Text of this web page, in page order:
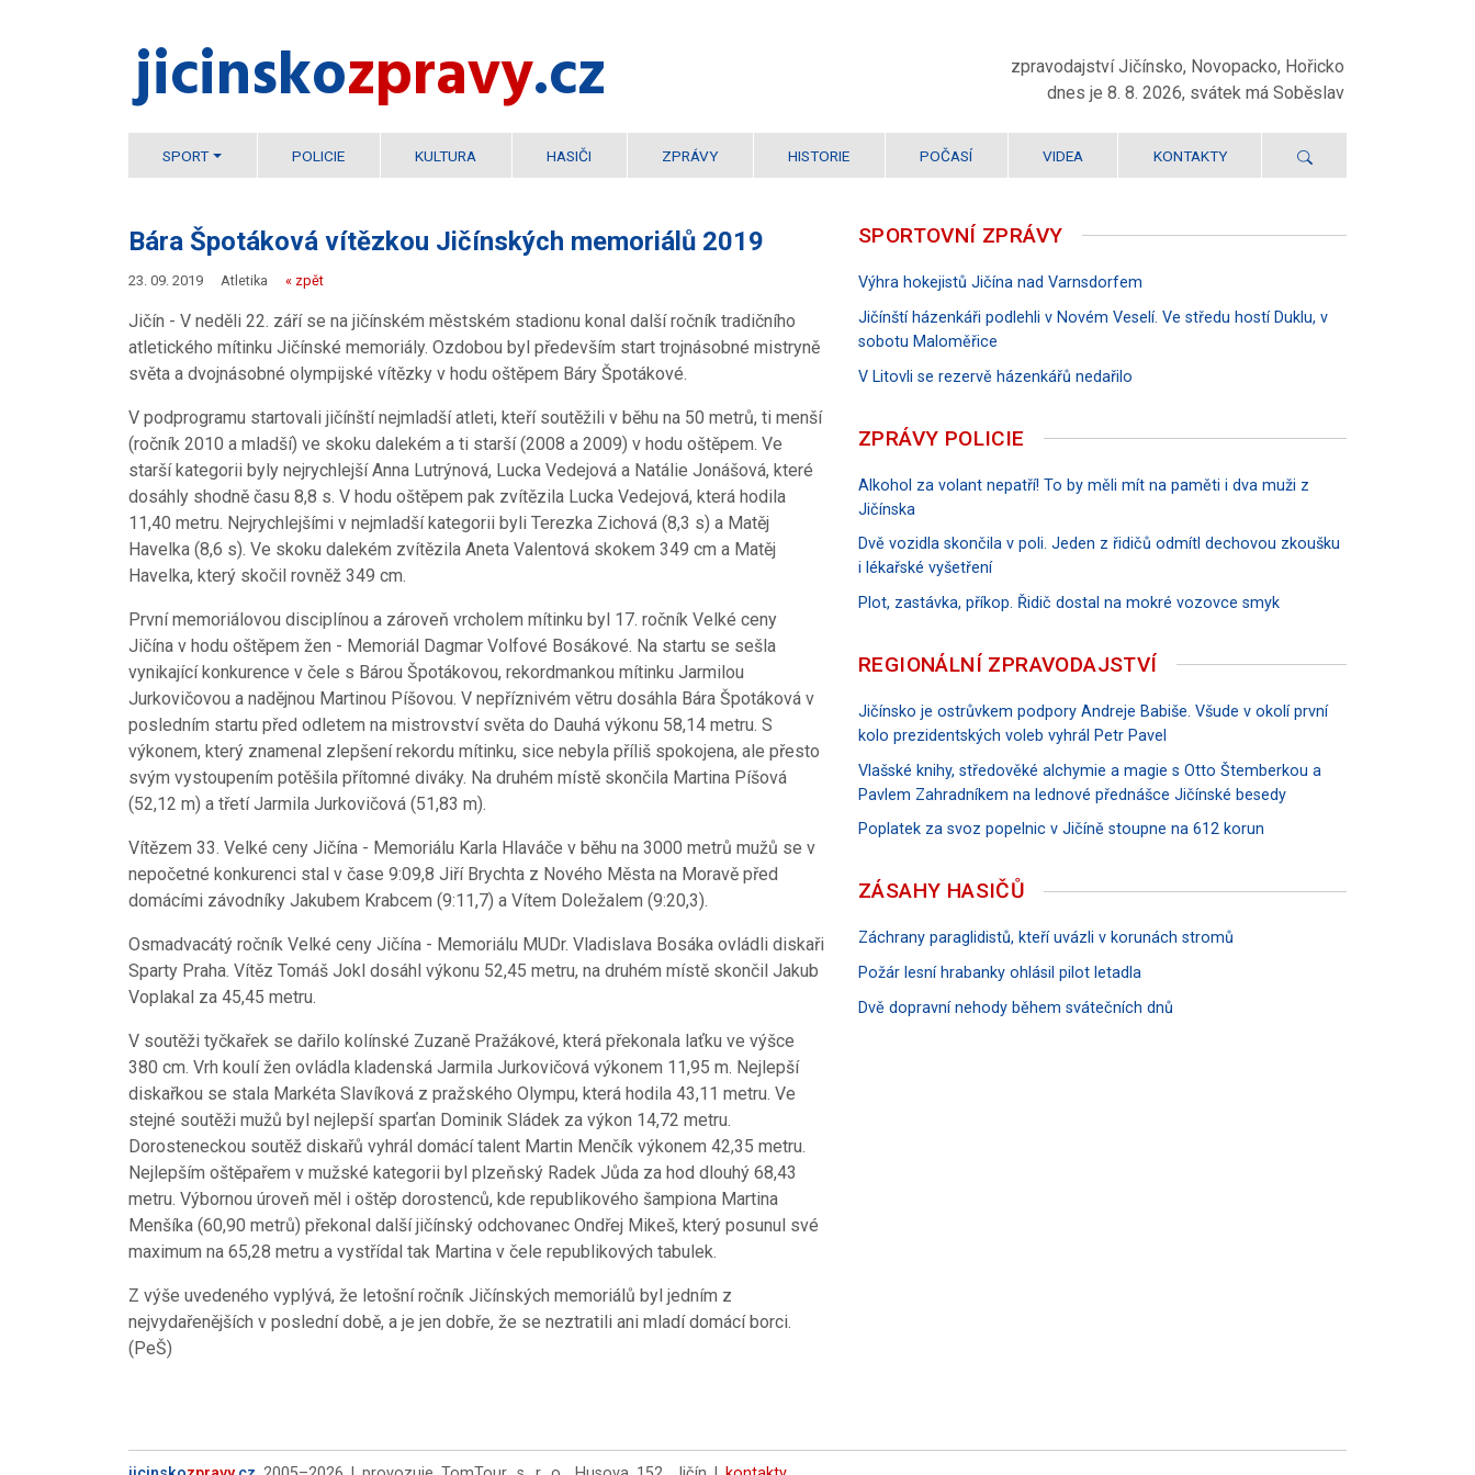
jicinsko​zpravy.cz
zpravodajství Jičínsko, Novopacko, Hořicko
dnes je 8. 8. 2026, svátek má Soběslav
SPORT POLICIE KULTURA HASIČI ZPRÁVY HISTORIE POČASÍ VIDEA KONTAKTY
Bára Špotáková vítězkou Jičínských memoriálů 2019
23. 09. 2019 Atletika « zpět
Jičín - V neděli 22. září se na jičínském městském stadionu konal další ročník tradičního
atletického mítinku Jičínské memoriály. Ozdobou byl především start trojnásobné mistryně
světa a dvojnásobné olympijské vítězky v hodu oštěpem Báry Špotákové.
V podprogramu startovali jičínští nejmladší atleti, kteří soutěžili v běhu na 50 metrů, ti menší
(ročník 2010 a mladší) ve skoku dalekém a ti starší (2008 a 2009) v hodu oštěpem. Ve
starší kategorii byly nejrychlejší Anna Lutrýnová, Lucka Vedejová a Natálie Jonášová, které
dosáhly shodně času 8,8 s. V hodu oštěpem pak zvítězila Lucka Vedejová, která hodila
11,40 metru. Nejrychlejšími v nejmladší kategorii byli Terezka Zichová (8,3 s) a Matěj
Havelka (8,6 s). Ve skoku dalekém zvítězila Aneta Valentová skokem 349 cm a Matěj
Havelka, který skočil rovněž 349 cm.
První memoriálovou disciplínou a zároveň vrcholem mítinku byl 17. ročník Velké ceny
Jičína v hodu oštěpem žen - Memoriál Dagmar Volfové Bosákové. Na startu se sešla
vynikající konkurence v čele s Bárou Špotákovou, rekordmankou mítinku Jarmilou
Jurkovičovou a nadějnou Martinou Píšovou. V nepříznivém větru dosáhla Bára Špotáková v
posledním startu před odletem na mistrovství světa do Dauhá výkonu 58,14 metru. S
výkonem, který znamenal zlepšení rekordu mítinku, sice nebyla příliš spokojena, ale přesto
svým vystoupením potěšila přítomné diváky. Na druhém místě skončila Martina Píšová
(52,12 m) a třetí Jarmila Jurkovičová (51,83 m).
Vítězem 33. Velké ceny Jičína - Memoriálu Karla Hlaváče v běhu na 3000 metrů mužů se v
nepočetné konkurenci stal v čase 9:09,8 Jiří Brychta z Nového Města na Moravě před
domácími závodníky Jakubem Krabcem (9:11,7) a Vítem Doležalem (9:20,3).
Osmadvacátý ročník Velké ceny Jičína - Memoriálu MUDr. Vladislava Bosáka ovládli diskaři
Sparty Praha. Vítěz Tomáš Jokl dosáhl výkonu 52,45 metru, na druhém místě skončil Jakub
Voplakal za 45,45 metru.
V soutěži tyčkařek se dařilo kolínské Zuzaně Pražákové, která překonala laťku ve výšce
380 cm. Vrh koulí žen ovládla kladenská Jarmila Jurkovičová výkonem 11,95 m. Nejlepší
diskařkou se stala Markéta Slavíková z pražského Olympu, která hodila 43,11 metru. Ve
stejné soutěži mužů byl nejlepší sparťan Dominik Sládek za výkon 14,72 metru.
Dorosteneckou soutěž diskařů vyhrál domácí talent Martin Menčík výkonem 42,35 metru.
Nejlepším oštěpařem v mužské kategorii byl plzeňský Radek Jůda za hod dlouhý 68,43
metru. Výbornou úroveň měl i oštěp dorostenců, kde republikového šampiona Martina
Menšíka (60,90 metrů) překonal další jičínský odchovanec Ondřej Mikeš, který posunul své
maximum na 65,28 metru a vystřídal tak Martina v čele republikových tabulek.
Z výše uvedeného vyplývá, že letošní ročník Jičínských memoriálů byl jedním z
nejvydařenějších v poslední době, a je jen dobře, že se neztratili ani mladí domácí borci.
(PeŠ)
SPORTOVNÍ ZPRÁVY
Výhra hokejistů Jičína nad Varnsdorfem
Jičínští házenkáři podlehli v Novém Veselí. Ve středu hostí Duklu, v
sobotu Maloměřice
V Litovli se rezervě házenkářů nedařilo
ZPRÁVY POLICIE
Alkohol za volant nepatří! To by měli mít na paměti i dva muži z
Jičínska
Dvě vozidla skončila v poli. Jeden z řidičů odmítl dechovou zkoušku
i lékařské vyšetření
Plot, zastávka, příkop. Řidič dostal na mokré vozovce smyk
REGIONÁLNÍ ZPRAVODAJSTVÍ
Jičínsko je ostrůvkem podpory Andreje Babiše. Všude v okolí první
kolo prezidentských voleb vyhrál Petr Pavel
Vlašské knihy, středověké alchymie a magie s Otto Štemberkou a
Pavlem Zahradníkem na lednové přednášce Jičínské besedy
Poplatek za svoz popelnic v Jičíně stoupne na 612 korun
ZÁSAHY HASIČŮ
Záchrany paraglidistů, kteří uvázli v korunách stromů
Požár lesní hrabanky ohlásil pilot letadla
Dvě dopravní nehody během svátečních dnů